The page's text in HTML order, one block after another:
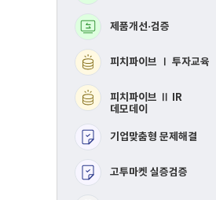
제품개선·검증
피치파이브 Ⅰ 투자교육
피치파이브 Ⅱ IR
데모데이
기업맞춤형 문제해결
고투마켓 실증검증